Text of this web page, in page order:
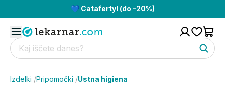
💙 Catafertyl (do -20%)
Izdelki /Pripomočki /Ustna higiena